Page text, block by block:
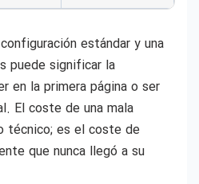
estándar y una
puede significar la
en la primera página o ser
El coste de una mala
técnico; es el coste de
que nunca llegó a su